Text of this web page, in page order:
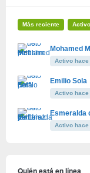
Más reciente Activo
Mohamed
Activo hace
Emilio Sola
Activo hace
Esmeralda
Activo hace
Quién está en línea